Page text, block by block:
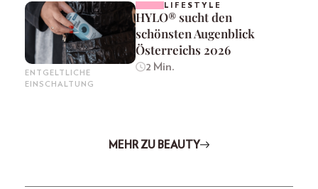
ENTGELTLICHE
EINSCHALTUNG
LIFESTYLE
HYLO® sucht den
schönsten Augenblick
Österreichs 2026
2 Min.
MEHR ZU BEAUTY